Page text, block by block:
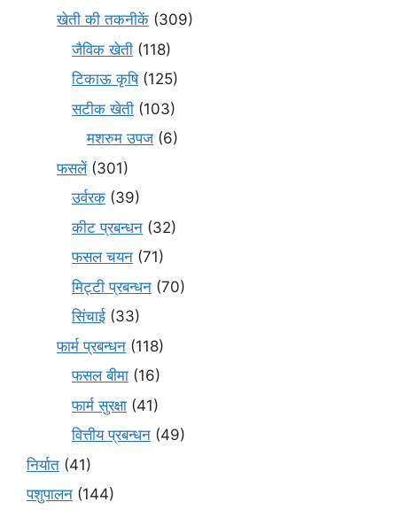
खेती की तकनीकें (309)
जैविक खेती (118)
टिकाऊ कृषि(125)
सटीक खेती (103)
मशरुम उपज (6)
फसलें(301)
उर्वरक (39)
कीट प्रबन्धन (32)
फसल चयन (71)
मि‌ट्टी प्रबन्धन (70)
सिंचाई (33)
फार्म प्रबन्धन (118)
फसल बीमा (16)
फार्म सुरक्षा (41)
वित्तीय प्रबन्धन (49)
निर्यात (41)
पशुपालन (144)